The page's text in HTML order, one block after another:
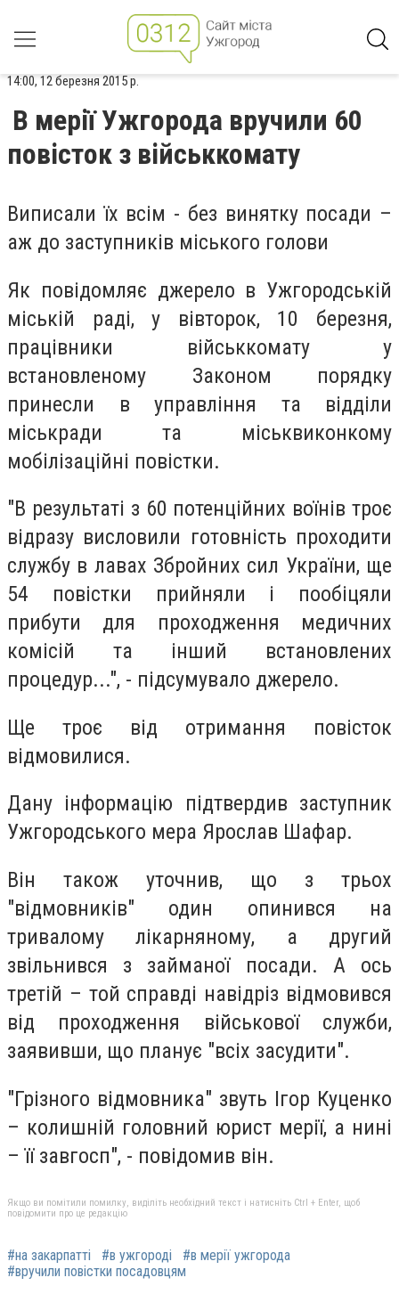
14:00, 12 березня 2015 р.
В мерії Ужгорода вручили 60
повісток з військкомату
Виписали їх всім - без винятку посади –
аж до заступників міського голови
Як повідомляє джерело в Ужгородській
міській раді, у вівторок, 10 березня,
працівники військкомату у
встановленому Законом порядку
принесли в управління та відділи
міськради та міськвиконкому
мобілізаційні повістки.
"В результаті з 60 потенційних воїнів троє
відразу висловили готовність проходити
службу в лавах Збройних сил України, ще
54 повістки прийняли і пообіцяли
прибути для проходження медичних
комісій та інший встановлених
процедур...", - підсумувало джерело.
Ще троє від отримання повісток
відмовилися.
Дану інформацію підтвердив заступник
Ужгородського мера Ярослав Шафар.
Він також уточнив, що з трьох
"відмовників" один опинився на
тривалому лікарняному, а другий
звільнився з займаної посади. А ось
третій – той справді навідріз відмовився
від проходження військової служби,
заявивши, що планує "всіх засудити".
"Грізного відмовника" звуть Ігор Куценко
– колишній головний юрист мерії, а нині
– її завгосп", - повідомив він.
Якщо ви помітили помилку, виділіть необхідний текст і натисніть Ctrl + Enter, щоб
повідомити про це редакцію
#на закарпатті #в ужгороді
#в мерії ужгорода
#вручили повістки посадовцям